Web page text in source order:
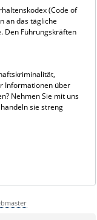
(Code of
an das tägliche
Den Führungskräften
Informationen über
Nehmen Sie mit uns
sie streng